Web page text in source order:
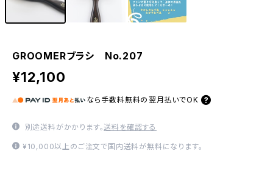
GROOMERブラシ No.207
¥12,100
なら 手数料無料の 翌月払いでOK
別途送料がかかります。送料を確認する
¥10,000以上のご注文で国内送料が無料になります。